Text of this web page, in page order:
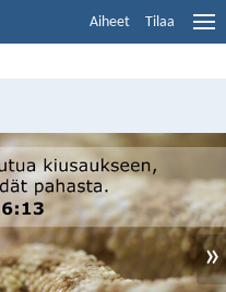
Aiheet Tilaa
»